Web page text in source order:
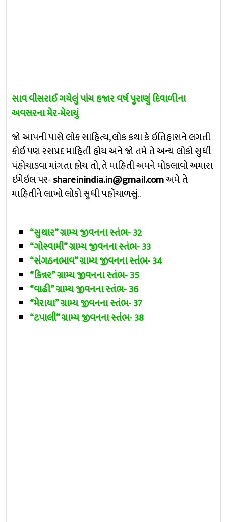
સાવ વીસરાઈ ગયેલું પાંચ હજાર વર્ષ પુરાણું દિવાળીના
અવસરના મેર-મેરાયું
જો આપની પાસે લોક સાહિત્ય, લોક કથા કે ઇતિહાસને લગતી
કોઈ પણ રસપ્રદ માહિતી હોય અને જો તમે તે અન્ય લોકો સુધી
પંહોચાડવા માંગતા હોય તો, તે માહિતી અમને મોકલાવો અમારા
ઇમેઇલ પર-shareinindia.in@gmail.comઅમે તે
માહિતીને લાખો લોકો સુધી પહોંચાળસું..
“સુથાર” ગ્રામ્ય જીવનના સ્તંભ- 32
“ગોસ્વામી” ગ્રામ્ય જીવનના સ્તંભ- 33
“સંગઠનભાવ” ગ્રામ્ય જીવનના સ્તંભ- 34
“કિન્નર” ગ્રામ્ય જીવનના સ્તંભ- 35
“વાઢી” ગ્રામ્ય જીવનના સ્તંભ- 36
“મેરાયા” ગ્રામ્ય જીવનના સ્તંભ- 37
“ટપાલી” ગ્રામ્ય જીવનના સ્તંભ- 38